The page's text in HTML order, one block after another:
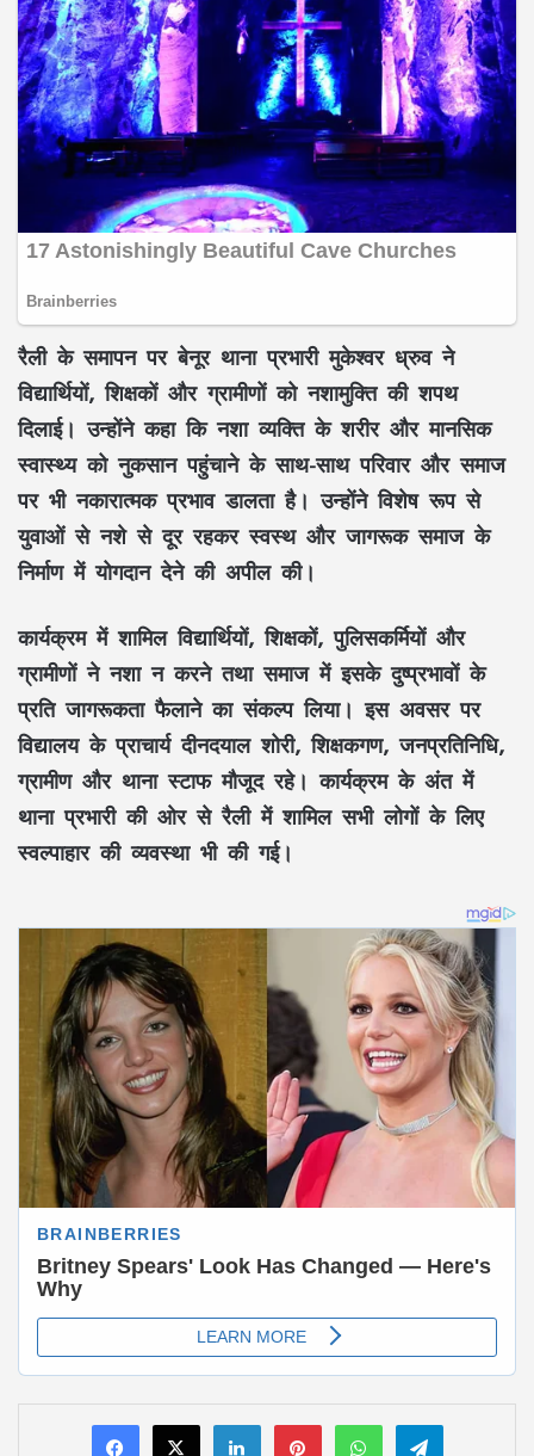
रैली के समापन पर बेनूर थाना प्रभारी मुकेश्वर ध्रुव ने
विद्यार्थियों, शिक्षकों और ग्रामीणों को नशामुक्ति की शपथ
दिलाई। उन्होंने कहा कि नशा व्यक्ति के शरीर और मानसिक
स्वास्थ्य को नुकसान पहुंचाने के साथ-साथ परिवार और समाज
पर भी नकारात्मक प्रभाव डालता है। उन्होंने विशेष रूप से
युवाओं से नशे से दूर रहकर स्वस्थ और जागरूक समाज के
निर्माण में योगदान देने की अपील की।
कार्यक्रम में शामिल विद्यार्थियों, शिक्षकों, पुलिसकर्मियों और
ग्रामीणों ने नशा न करने तथा समाज में इसके दुष्प्रभावों के
प्रति जागरूकता फैलाने का संकल्प लिया। इस अवसर पर
विद्यालय के प्राचार्य दीनदयाल शोरी, शिक्षकगण, जनप्रतिनिधि,
ग्रामीण और थाना स्टाफ मौजूद रहे। कार्यक्रम के अंत में
थाना प्रभारी की ओर से रैली में शामिल सभी लोगों के लिए
स्वल्पाहार की व्यवस्था भी की गई।
LinkedInPinterestWhatsAppTelegram